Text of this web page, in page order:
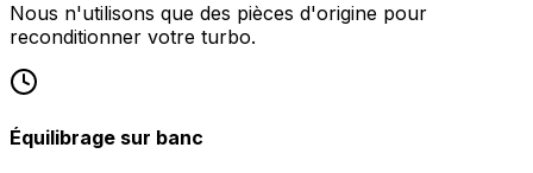
Nous n'utilisons que des pièces d'origine pour
reconditionner votre turbo.
Équilibrage sur banc